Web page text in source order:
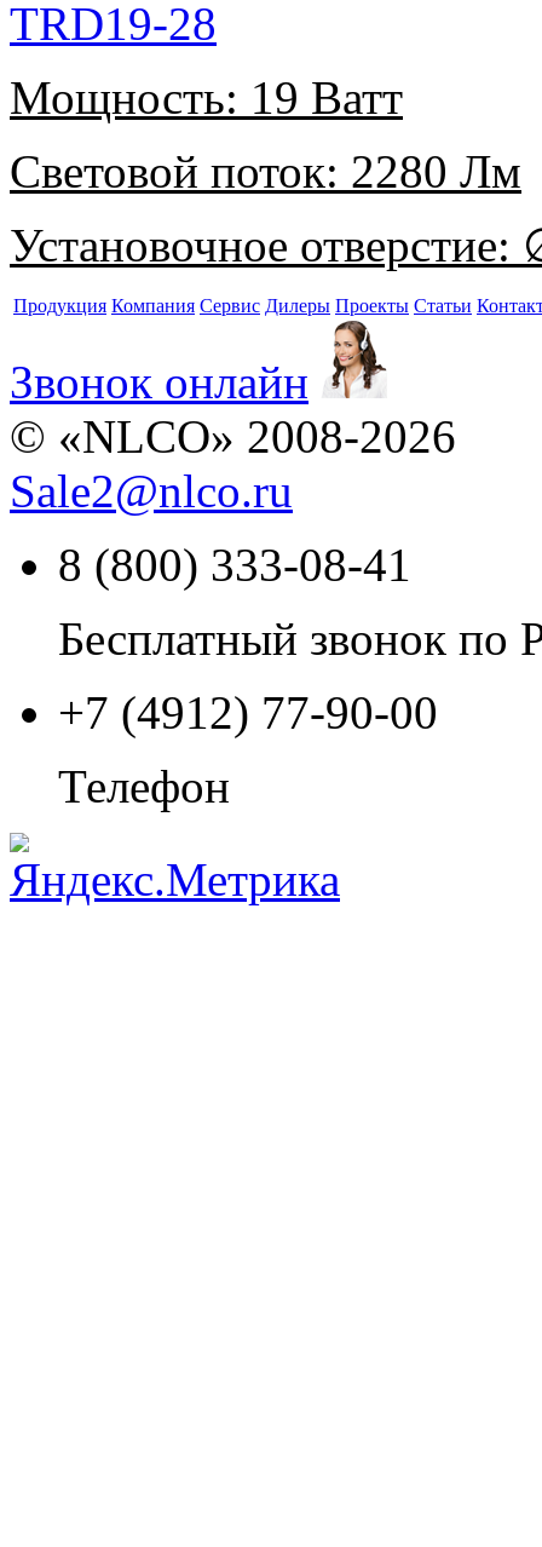
TRD19-28
Мощность: 19 Ватт
Световой поток: 2280 Лм
Установочное отверстие:
Продукция Компания Сервис Дилеры Проекты Статьи
Звонок онлайн
© «NLCO» 2008-2026
Sale2@nlco.ru
8 (800) 333-08-41
Бесплатный звонок по
+7 (4912) 77-90-00
Телефон